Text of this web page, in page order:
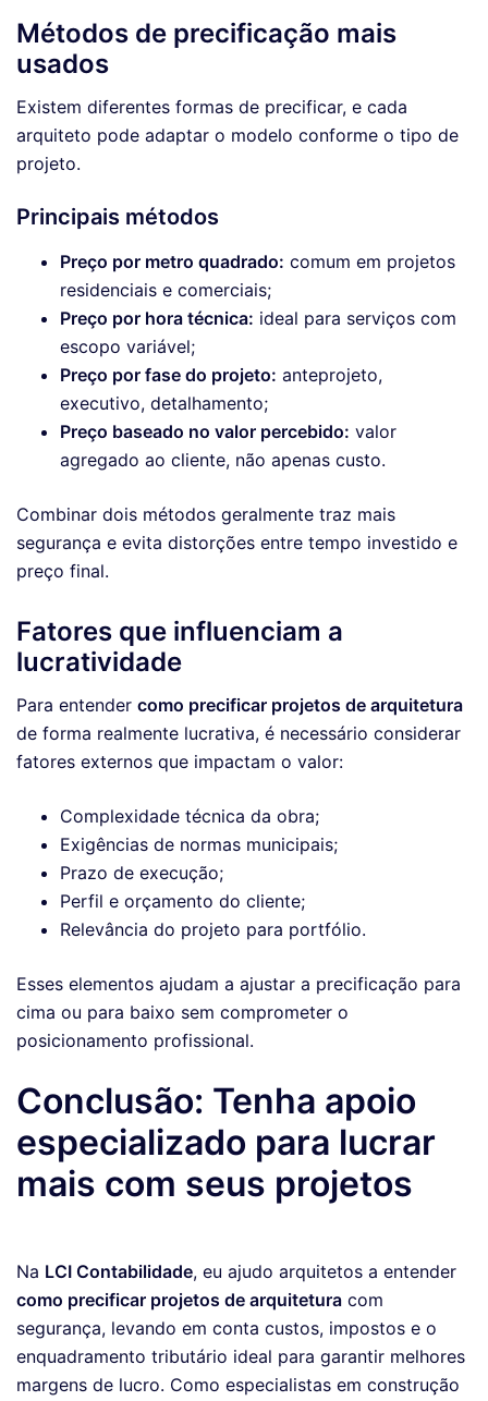
Métodos de precificação mais
usados
Existem diferentes formas de precificar, e cada
arquiteto pode adaptar o modelo conforme o tipo de
projeto.
Principais métodos
Preço por metro quadrado: comum em projetos
residenciais e comerciais;
Preço por hora técnica: ideal para serviços com
escopo variável;
Preço por fase do projeto: anteprojeto,
executivo, detalhamento;
Preço baseado no valor percebido: valor
agregado ao cliente, não apenas custo.
Combinar dois métodos geralmente traz mais
segurança e evita distorções entre tempo investido e
preço final.
Fatores que influenciam a
lucratividade
Para entender como precificar projetos de arquitetura
de forma realmente lucrativa, é necessário considerar
fatores externos que impactam o valor:
Complexidade técnica da obra;
Exigências de normas municipais;
Prazo de execução;
Perfil e orçamento do cliente;
Relevância do projeto para portfólio.
Esses elementos ajudam a ajustar a precificação para
cima ou para baixo sem comprometer o
posicionamento profissional.
Conclusão: Tenha apoio
especializado para lucrar
mais com seus projetos
Na LCI Contabilidade, eu ajudo arquitetos a entender
como precificar projetos de arquitetura com
segurança, levando em conta custos, impostos e o
enquadramento tributário ideal para garantir melhores
margens de lucro. Como especialistas em construção